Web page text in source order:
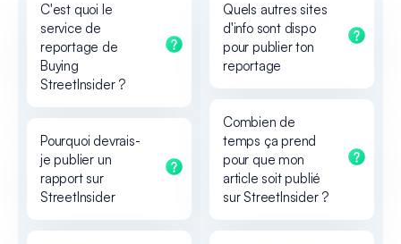
C'est quoi le
service de
reportage de
Buying
StreetInsider ?
Pourquoi devrais-
je publier un
rapport sur
StreetInsider
Quels autres sites
d'info sont dispo
pour publier ton
reportage
Combien de
temps ça prend
pour que mon
article soit publié
sur StreetInsider ?